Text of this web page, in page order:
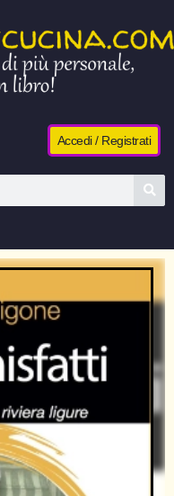
Accedi / Registrati